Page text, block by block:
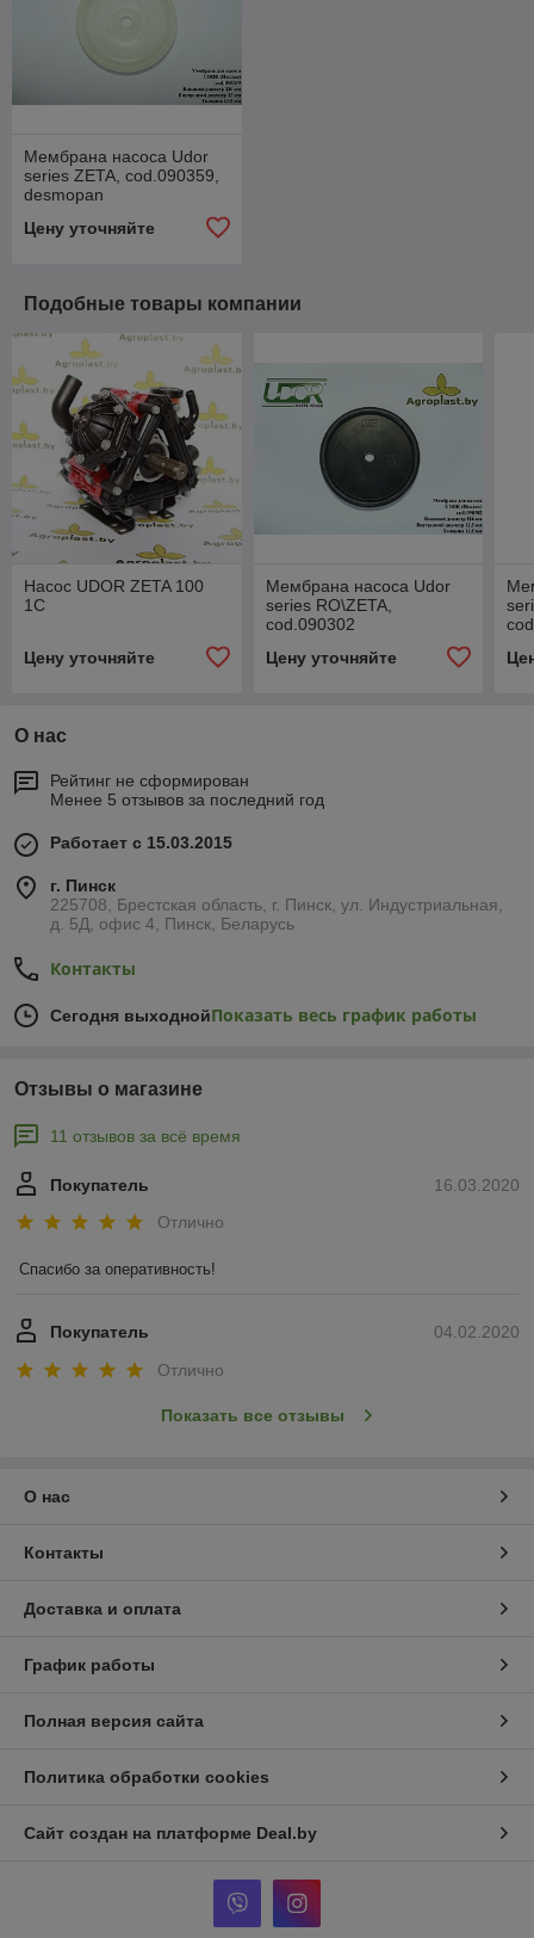
Мембрана насоса Udor
series ZETA, cod.090359,
desmopan
Цену уточняйте
Подобные товары компании
Насос UDOR ZETA 100
1C
Цену уточняйте
Мембрана насоса Udor
series RO\ZETA,
cod.090302
Цену уточняйте
О нас
Рейтинг не сформирован
Менее 5 отзывов за последний год
Работает с 15.03.2015
г. Пинск
225708, Брестская область, г. Пинск, ул. Индустриальная,
д. 5Д, офис 4, Пинск, Беларусь
Контакты
Сегодня выходнойПоказать весь график работы
Отзывы о магазине
11 отзывов за всё время
16.03.2020
Покупатель
Отлично
Спасибо за оперативность!
04.02.2020
Покупатель
Отлично
Показать все отзывы
О нас
Контакты
Доставка и оплата
График работы
Полная версия сайта
Политика обработки cookies
Сайт создан на платформе Deal.by